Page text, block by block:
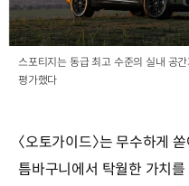
스포티지는 동급 최고 수준의 실내 공
평가했다
〈오토가이드〉는 무수하게
틈바구니에서 탁월한 가치